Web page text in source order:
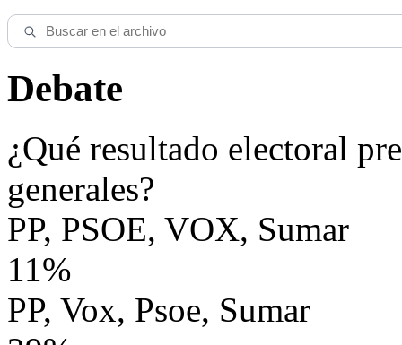
Debate
¿Qué resultado electoral
generales?
PP, PSOE, VOX, Sumar
11%
PP, Vox, Psoe, Sumar